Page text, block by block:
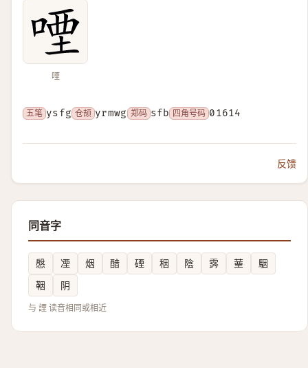
㖶
五笔 ysfg 仓颉 yrmwg 郑码 sfb 四角号码 01614
反馈
同音字
慇 凐 烟 䤃 䃌 秵 陰 霠 䓰
駰
鞇
阴
与 諲 读音相同或相近